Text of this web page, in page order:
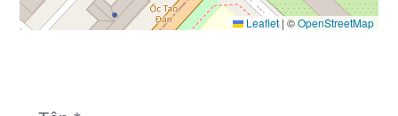
Leaflet |©OpenStreetMap